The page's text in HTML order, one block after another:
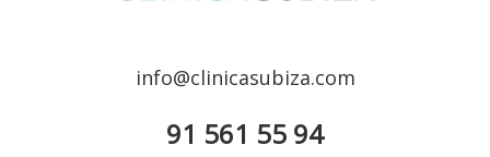
info@clinicasubiza.com
91 561 55 94